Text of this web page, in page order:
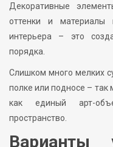
Декоративные
оттенки и материалы
интерьера – это
порядка.
Слишком много мелких
полке или подносе –
как единый арт-
пространство.
Варианты